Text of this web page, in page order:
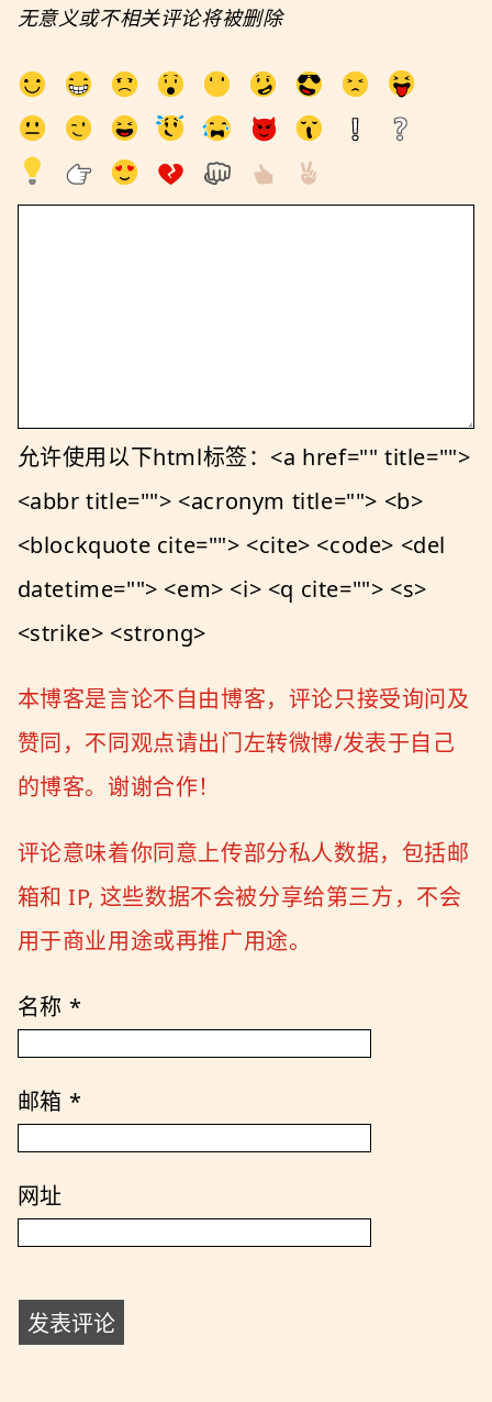
无意义或不相关评论将被删除
允许使用以下html标签：<a href="" title="">
<abbr title=""> <acronym title=""> <b>
<blockquote cite=""> <cite> <code> <del
datetime=""> <em> <i> <q cite=""> <s>
<strike> <strong>
本博客是言论不自由博客，评论只接受询问及
赞同，不同观点请出门左转微博/发表于自己
的博客。谢谢合作！
评论意味着你同意上传部分私人数据，包括邮
箱和 IP, 这些数据不会被分享给第三方，不会
用于商业用途或再推广用途。
名称 *
邮箱 *
网址